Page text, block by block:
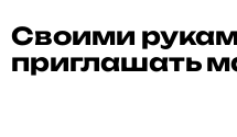
Своими
приглашать